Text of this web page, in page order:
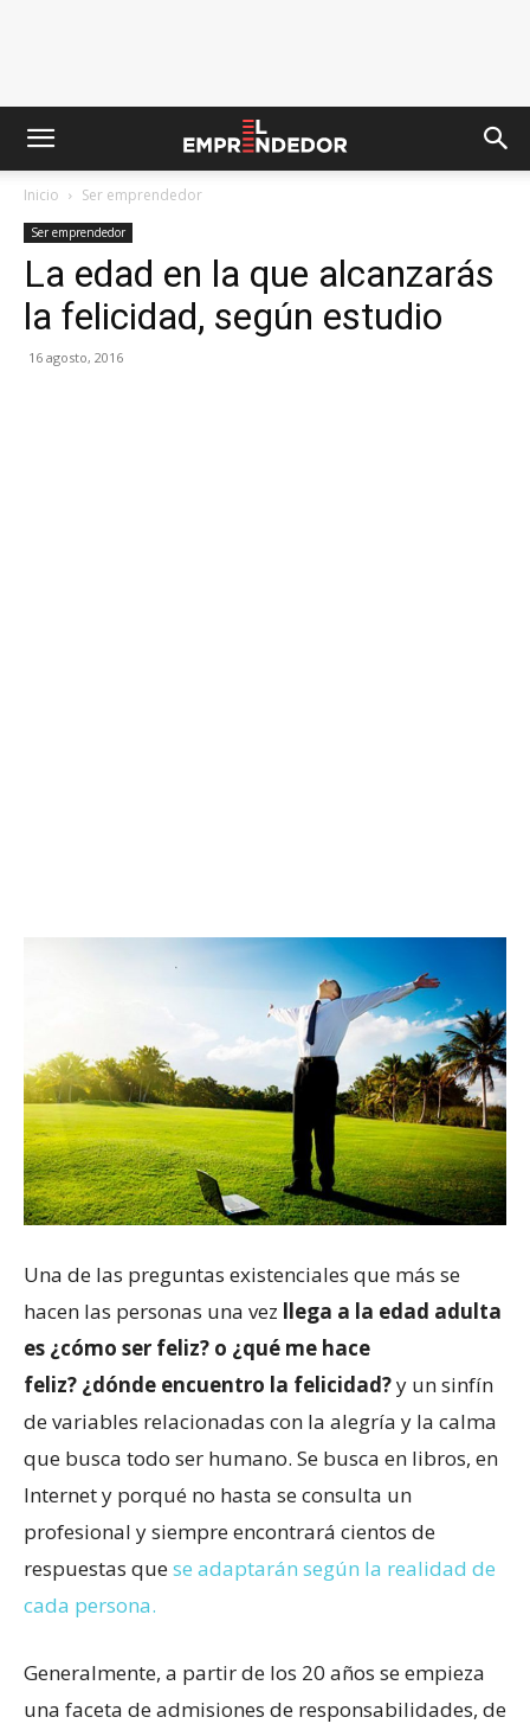
Inicio Ser emprendedor
Ser emprendedor
La edad en la que alcanzarás
la felicidad, según estudio
16 agosto, 2016
Una de las preguntas existenciales que más se
hacen las personas una vez llega a la edad adulta
es ¿cómo ser feliz? o ¿qué me hace
feliz? ¿dónde encuentro la felicidad?y un sinfín
de variables relacionadas con la alegría y la calma
que busca todo ser humano. Se busca en libros, en
Internet y porqué no hasta se consulta un
profesional y siempre encontrará cientos de
respuestas quese adaptarán según la realidad de
cada persona.
Generalmente, a partir de los 20 años se empieza
una faceta de admisiones de responsabilidades, de